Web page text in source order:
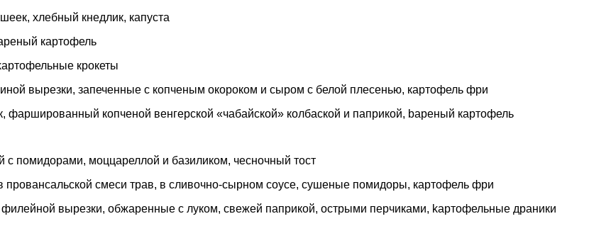
хлебный кнедлик, капуста
картофель
крокеты
вырезки, запеченные с копченым окороком и сыром с белой плесенью, картофель фри
фаршированный копченой венгерской «чабайской» колбаской и паприкой, bареный картофель
с помидорами, моццареллой и базиликом, чесночный тост
провансальской смеси трав, в сливочно-сырном соусе, сушеные помидоры, картофель фри
филейной вырезки, обжаренные с луком, свежей паприкой, острыми перчиками, kартофельные драники